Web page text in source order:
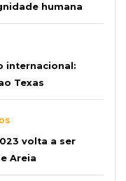
humana
internacional:
Texas
volta a ser
Areia